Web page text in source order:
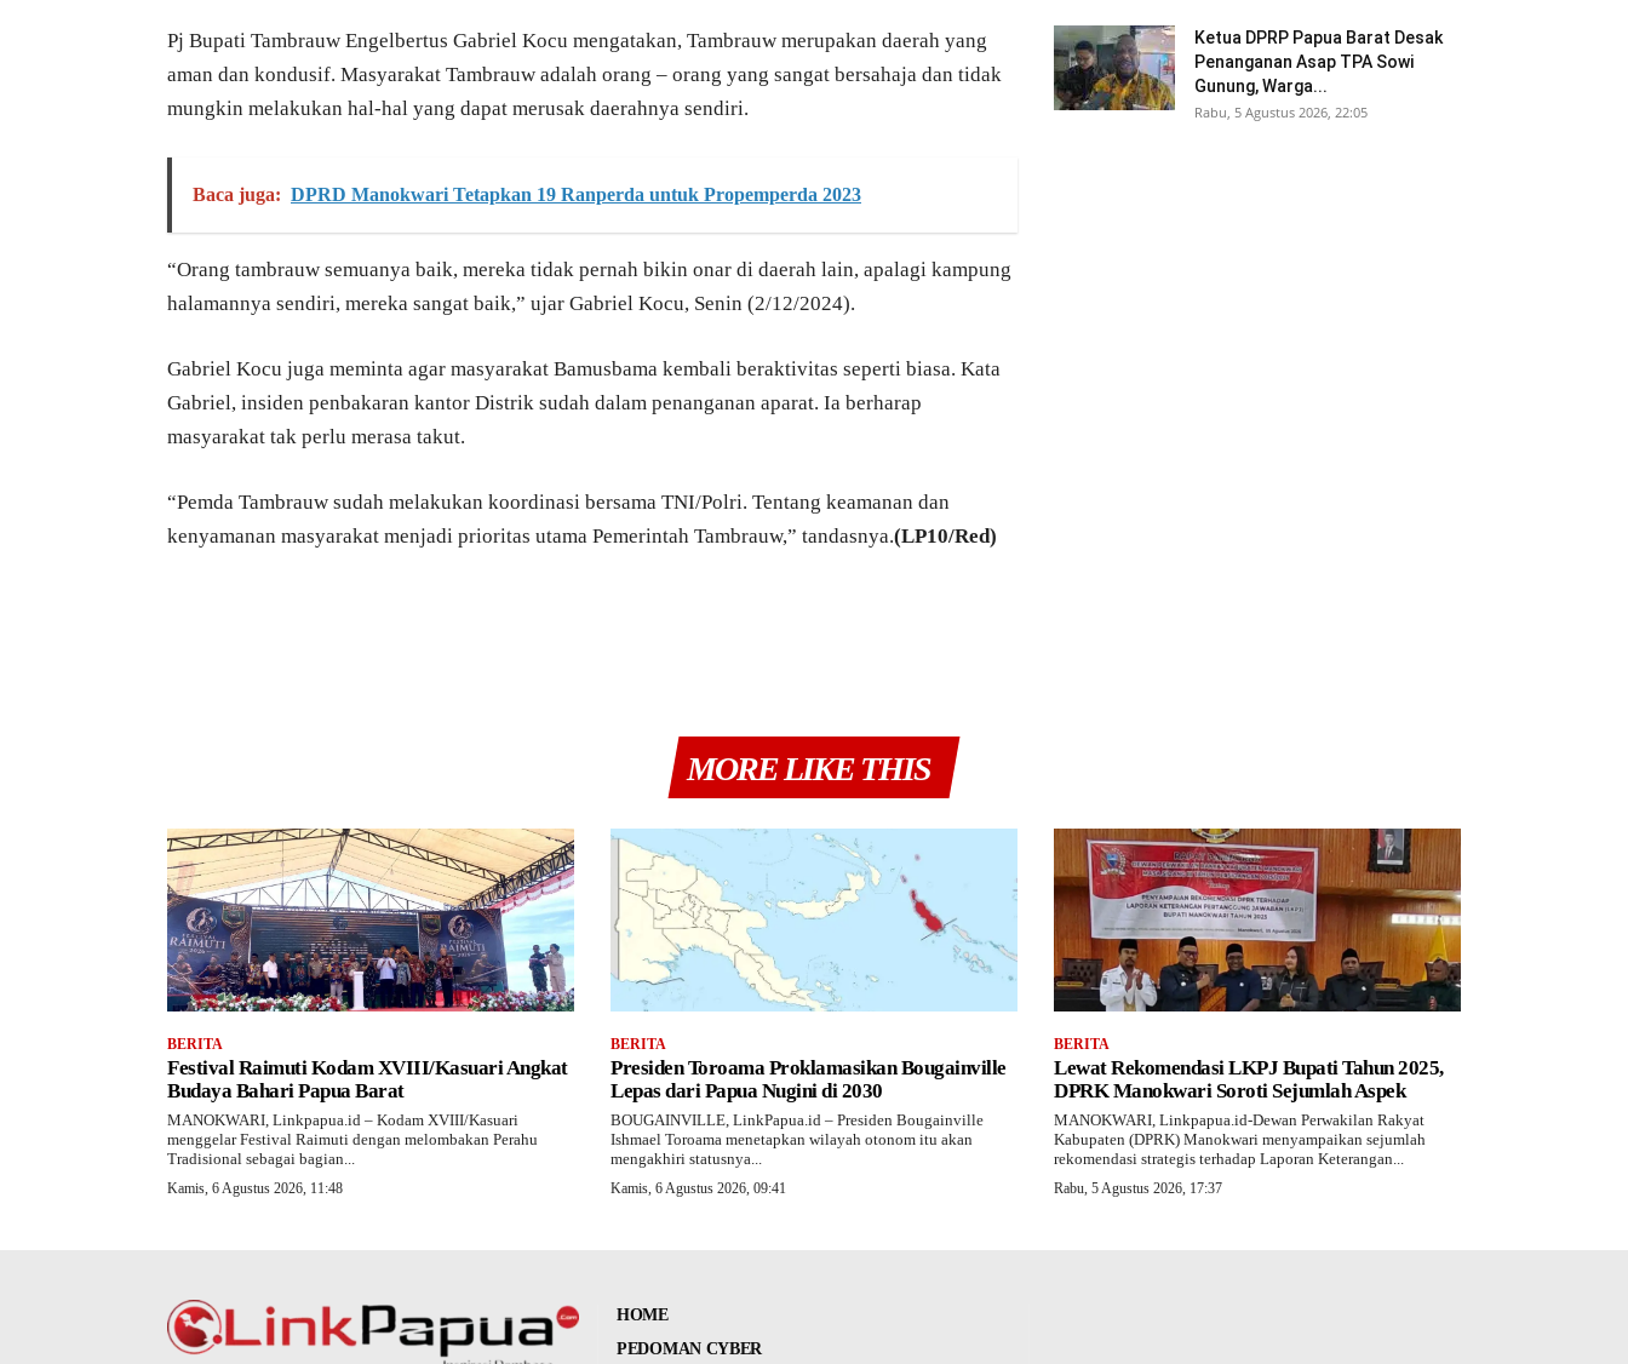
Pj Bupati Tambrauw Engelbertus Gabriel Kocu mengatakan, Tambrauw merupakan daerah yang
aman dan kondusif. Masyarakat Tambrauw adalah orang – orang yang sangat bersahaja dan tidak
mungkin melakukan hal-hal yang dapat merusak daerahnya sendiri.
Baca juga: DPRD Manokwari Tetapkan 19 Ranperda untuk Propemperda 2023
“Orang tambrauw semuanya baik, mereka tidak pernah bikin onar di daerah lain, apalagi kampung
halamannya sendiri, mereka sangat baik,” ujar Gabriel Kocu, Senin (2/12/2024).
Gabriel Kocu juga meminta agar masyarakat Bamusbama kembali beraktivitas seperti biasa. Kata
Gabriel, insiden penbakaran kantor Distrik sudah dalam penanganan aparat. Ia berharap
masyarakat tak perlu merasa takut.
“Pemda Tambrauw sudah melakukan koordinasi bersama TNI/Polri. Tentang keamanan dan
kenyamanan masyarakat menjadi prioritas utama Pemerintah Tambrauw,” tandasnya.(LP10/Red)
Ketua DPRP Papua Barat Desak
Penanganan Asap TPA Sowi
Gunung, Warga...
Rabu, 5 Agustus 2026, 22:05
MORE LIKE THIS
BERITA
Festival Raimuti Kodam XVIII/Kasuari Angkat
Budaya Bahari Papua Barat
MANOKWARI, Linkpapua.id – Kodam XVIII/Kasuari
menggelar Festival Raimuti dengan melombakan Perahu
Tradisional sebagai bagian...
Kamis, 6 Agustus 2026, 11:48
BERITA
Presiden Toroama Proklamasikan Bougainville
Lepas dari Papua Nugini di 2030
BOUGAINVILLE, LinkPapua.id – Presiden Bougainville
Ishmael Toroama menetapkan wilayah otonom itu akan
mengakhiri statusnya...
Kamis, 6 Agustus 2026, 09:41
BERITA
Lewat Rekomendasi LKPJ Bupati Tahun 2025,
DPRK Manokwari Soroti Sejumlah Aspek
MANOKWARI, Linkpapua.id-Dewan Perwakilan Rakyat
Kabupaten (DPRK) Manokwari menyampaikan sejumlah
rekomendasi strategis terhadap Laporan Keterangan...
Rabu, 5 Agustus 2026, 17:37
HOME
PEDOMAN CYBER